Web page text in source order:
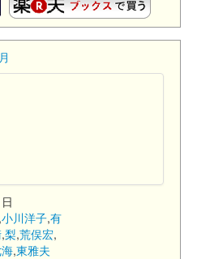
,小川洋子,有
,梨,荒俣宏,
,東雅夫